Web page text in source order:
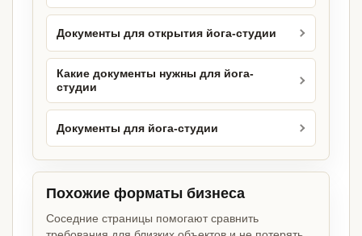
Документы для открытия йога-студии
Какие документы нужны для йога-
студии
Документы для йога-студии
Похожие форматы бизнеса
Соседние страницы помогают сравнить